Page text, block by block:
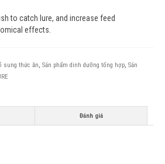
to catch lure, and increase feed
effects.
sung thức ăn, Sản phẩm dinh dưỡng tổng hợp, Sản
Đánh giá